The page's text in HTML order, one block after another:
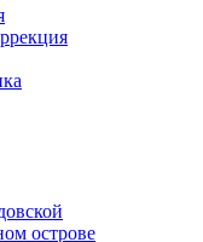
острове